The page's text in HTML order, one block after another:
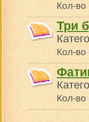
Кол-во
Три
Кол-во
Кол-во